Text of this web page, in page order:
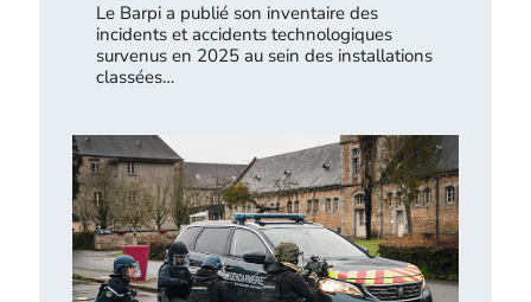
Le Barpi a publié son inventaire des
incidents et accidents technologiques
survenus en 2025 au sein des installations
classées…